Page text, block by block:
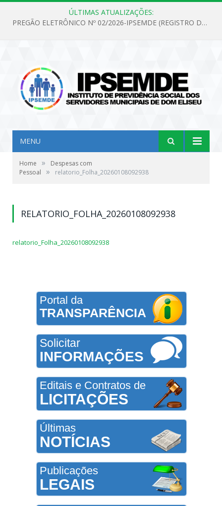
ÚLTIMAS ATUALIZAÇÕES:
PREGÃO ELETRÔNICO Nº 02/2026-IPSEMDE (REGISTRO DE PREÇOS PARA FUTURA E EVENTUAL AQUISIÇÃO DE MATERIAL DE LIMPEZA E GÊNEROS ALIMENTÍCIOS PARA ATENDER AS NECESSIDADES DO INSTITUTO DE PREVIDÊNCIA SOCIAL DOS SERVIDORES MUNICIPAIS DE DOM ELISEU.)
MENU
Home »
Despesas com
Pessoal
» relatorio_Folha_20260108092938
RELATORIO_FOLHA_20260108092938
relatorio_Folha_20260108092938
Portal da
TRANSPARÊNCIA
Solicitar
INFORMAÇÕES
Editais e Contratos de
LICITAÇÕES
Últimas
NOTÍCIAS
Publicações
LEGAIS